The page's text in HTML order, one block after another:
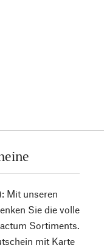
Mit unseren
Sie die volle
Sortiments.
mit Karte